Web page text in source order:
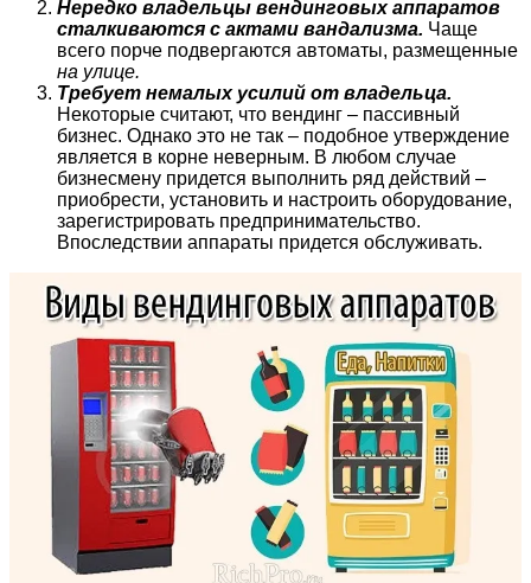
Нередко владельцы вендинговых аппаратов
сталкиваются с актами вандализма. Чаще
всего порче подвергаются автоматы, размещенные
на улице.
Требует немалых усилий от владельца.
Некоторые считают, что вендинг – пассивный
бизнес. Однако это не так – подобное утверждение
является в корне неверным. В любом случае
бизнесмену придется выполнить ряд действий –
приобрести, установить и настроить оборудование,
зарегистрировать предпринимательство.
Впоследствии аппараты придется обслуживать.